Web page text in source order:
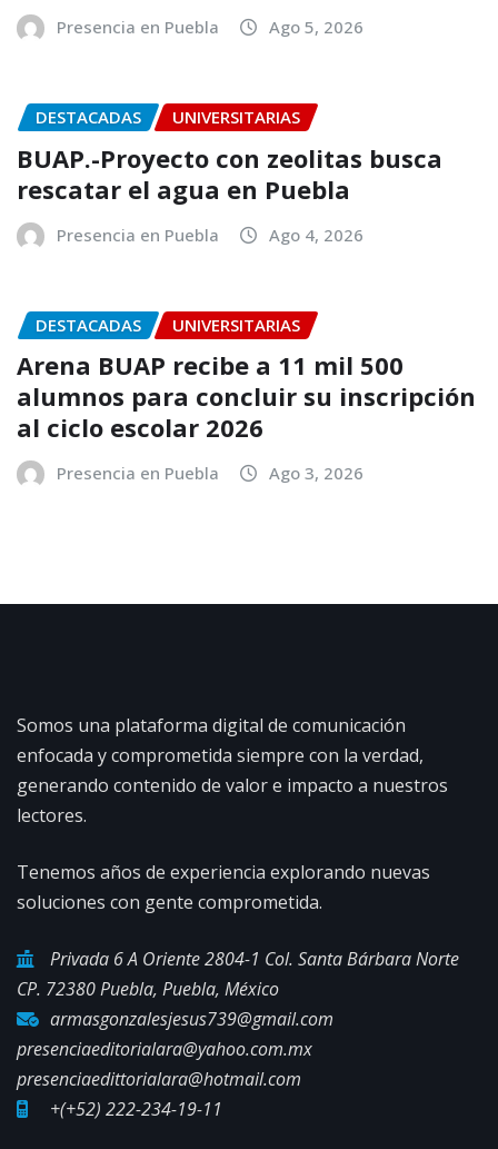
Presencia en Puebla Ago 5, 2026
DESTACADAS UNIVERSITARIAS
BUAP.-Proyecto con zeolitas busca
rescatar el agua en Puebla
Presencia en Puebla Ago 4, 2026
DESTACADAS UNIVERSITARIAS
Arena BUAP recibe a 11 mil 500
alumnos para concluir su inscripción
al ciclo escolar 2026
Presencia en Puebla Ago 3, 2026
Somos una plataforma digital de comunicación
enfocada y comprometida siempre con la verdad,
generando contenido de valor e impacto a nuestros
lectores.
Tenemos años de experiencia explorando nuevas
soluciones con gente comprometida.
Privada 6 A Oriente 2804-1 Col. Santa Bárbara Norte
CP. 72380 Puebla, Puebla, México
armasgonzalesjesus739@gmail.com
presenciaeditorialara@yahoo.com.mx
presenciaedittorialara@hotmail.com
+(+52) 222-234-19-11